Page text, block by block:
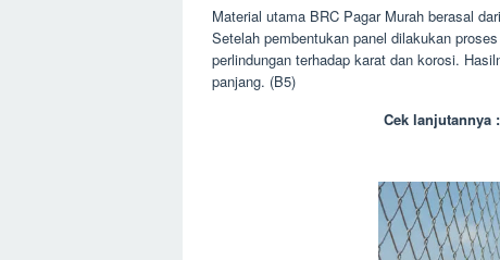
Material utama BRC Pagar Murah berasal
Setelah pembentukan panel dilakukan
perlindungan terhadap karat dan korosi.
panjang. (B5)
Cek lanjutannya